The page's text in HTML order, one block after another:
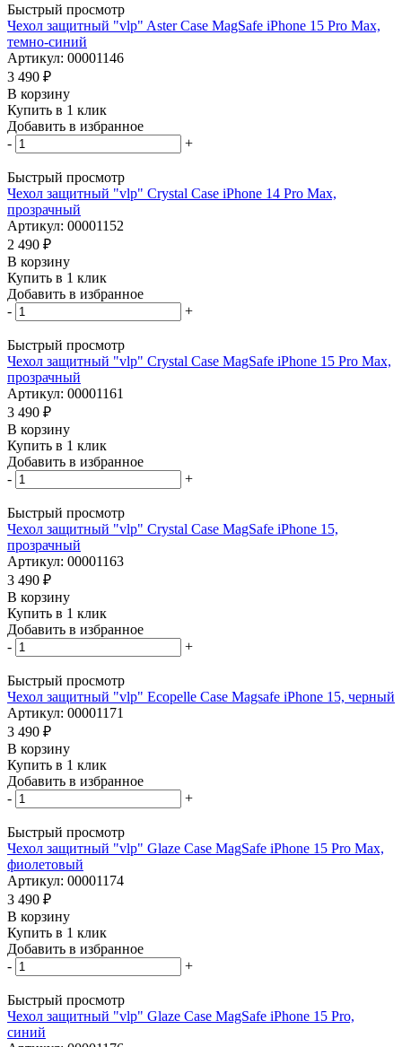
Быстрый просмотр
Чехол защитный "vlp" Aster Case MagSafe iPhone 15 Pro Max,
темно-синий
Артикул: 00001146
3 490 ₽
В корзину
Купить в 1 клик
Добавить в избранное
-
+
Быстрый просмотр
Чехол защитный "vlp" Crystal Case iPhone 14 Pro Max,
прозрачный
Артикул: 00001152
2 490 ₽
В корзину
Купить в 1 клик
Добавить в избранное
-
+
Быстрый просмотр
Чехол защитный "vlp" Crystal Case MagSafe iPhone 15 Pro Max,
прозрачный
Артикул: 00001161
3 490 ₽
В корзину
Купить в 1 клик
Добавить в избранное
-
+
Быстрый просмотр
Чехол защитный "vlp" Crystal Case MagSafe iPhone 15,
прозрачный
Артикул: 00001163
3 490 ₽
В корзину
Купить в 1 клик
Добавить в избранное
-
+
Быстрый просмотр
Чехол защитный "vlp" Ecopelle Case Magsafe iPhone 15, черный
Артикул: 00001171
3 490 ₽
В корзину
Купить в 1 клик
Добавить в избранное
-
+
Быстрый просмотр
Чехол защитный "vlp" Glaze Case MagSafe iPhone 15 Pro Max,
фиолетовый
Артикул: 00001174
3 490 ₽
В корзину
Купить в 1 клик
Добавить в избранное
-
+
Быстрый просмотр
Чехол защитный "vlp" Glaze Case MagSafe iPhone 15 Pro,
синий